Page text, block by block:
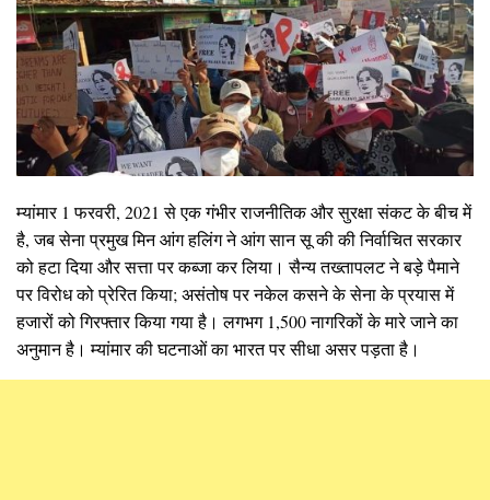
म्यांमार 1 फरवरी, 2021 से एक गंभीर राजनीतिक और सुरक्षा संकट के बीच में
है, जब सेना प्रमुख मिन आंग हलिंग ने आंग सान सू की की निर्वाचित सरकार
को हटा दिया और सत्ता पर कब्जा कर लिया। सैन्य तख्तापलट ने बड़े पैमाने
पर विरोध को प्रेरित किया; असंतोष पर नकेल कसने के सेना के प्रयास में
हजारों को गिरफ्तार किया गया है। लगभग 1,500 नागरिकों के मारे जाने का
अनुमान है। म्यांमार की घटनाओं का भारत पर सीधा असर पड़ता है।